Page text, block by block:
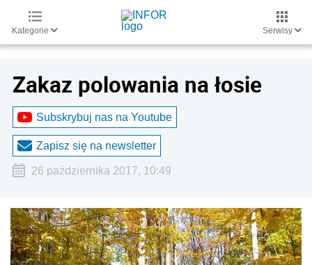
Kategorie Serwisy
Zakaz polowania na łosie
Subskrybuj nas na Youtube
Zapisz się na newsletter
26 października 2017, 10:49